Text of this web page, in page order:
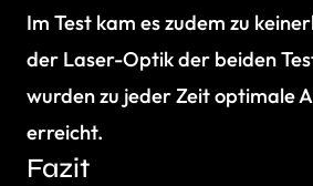
Im Test kam es zudem zu
der Laser-Optik der beiden
wurden zu jeder Zeit optimale
erreicht.
Fazit